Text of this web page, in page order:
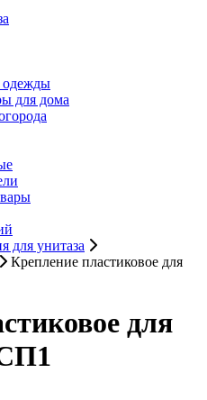
одежды
для дома
для унитаза
Крепление пластиковое для
для